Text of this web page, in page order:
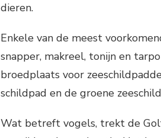
dieren.
Enkele van de meest
snapper, makreel, tonijn en
broedplaats voor
schildpad en de groene
Wat betreft vogels, trekt de